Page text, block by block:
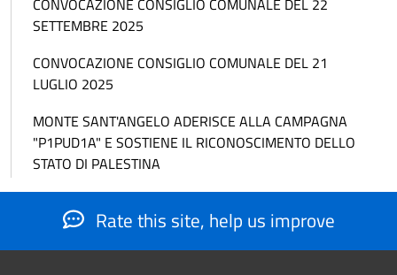
SETTEMBRE 2025
CONVOCAZIONE CONSIGLIO COMUNALE DEL 21
LUGLIO 2025
MONTE SANT'ANGELO ADERISCE ALLA CAMPAGNA
"P1PUD1A" E SOSTIENE IL RICONOSCIMENTO DELLO
STATO DI PALESTINA
Rate this site, help us improve